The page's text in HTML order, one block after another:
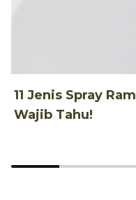
11 Jenis Spray
Wajib Tahu!